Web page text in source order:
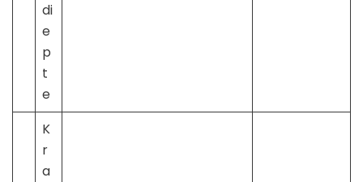
di
e
p
t
e
K
r
a